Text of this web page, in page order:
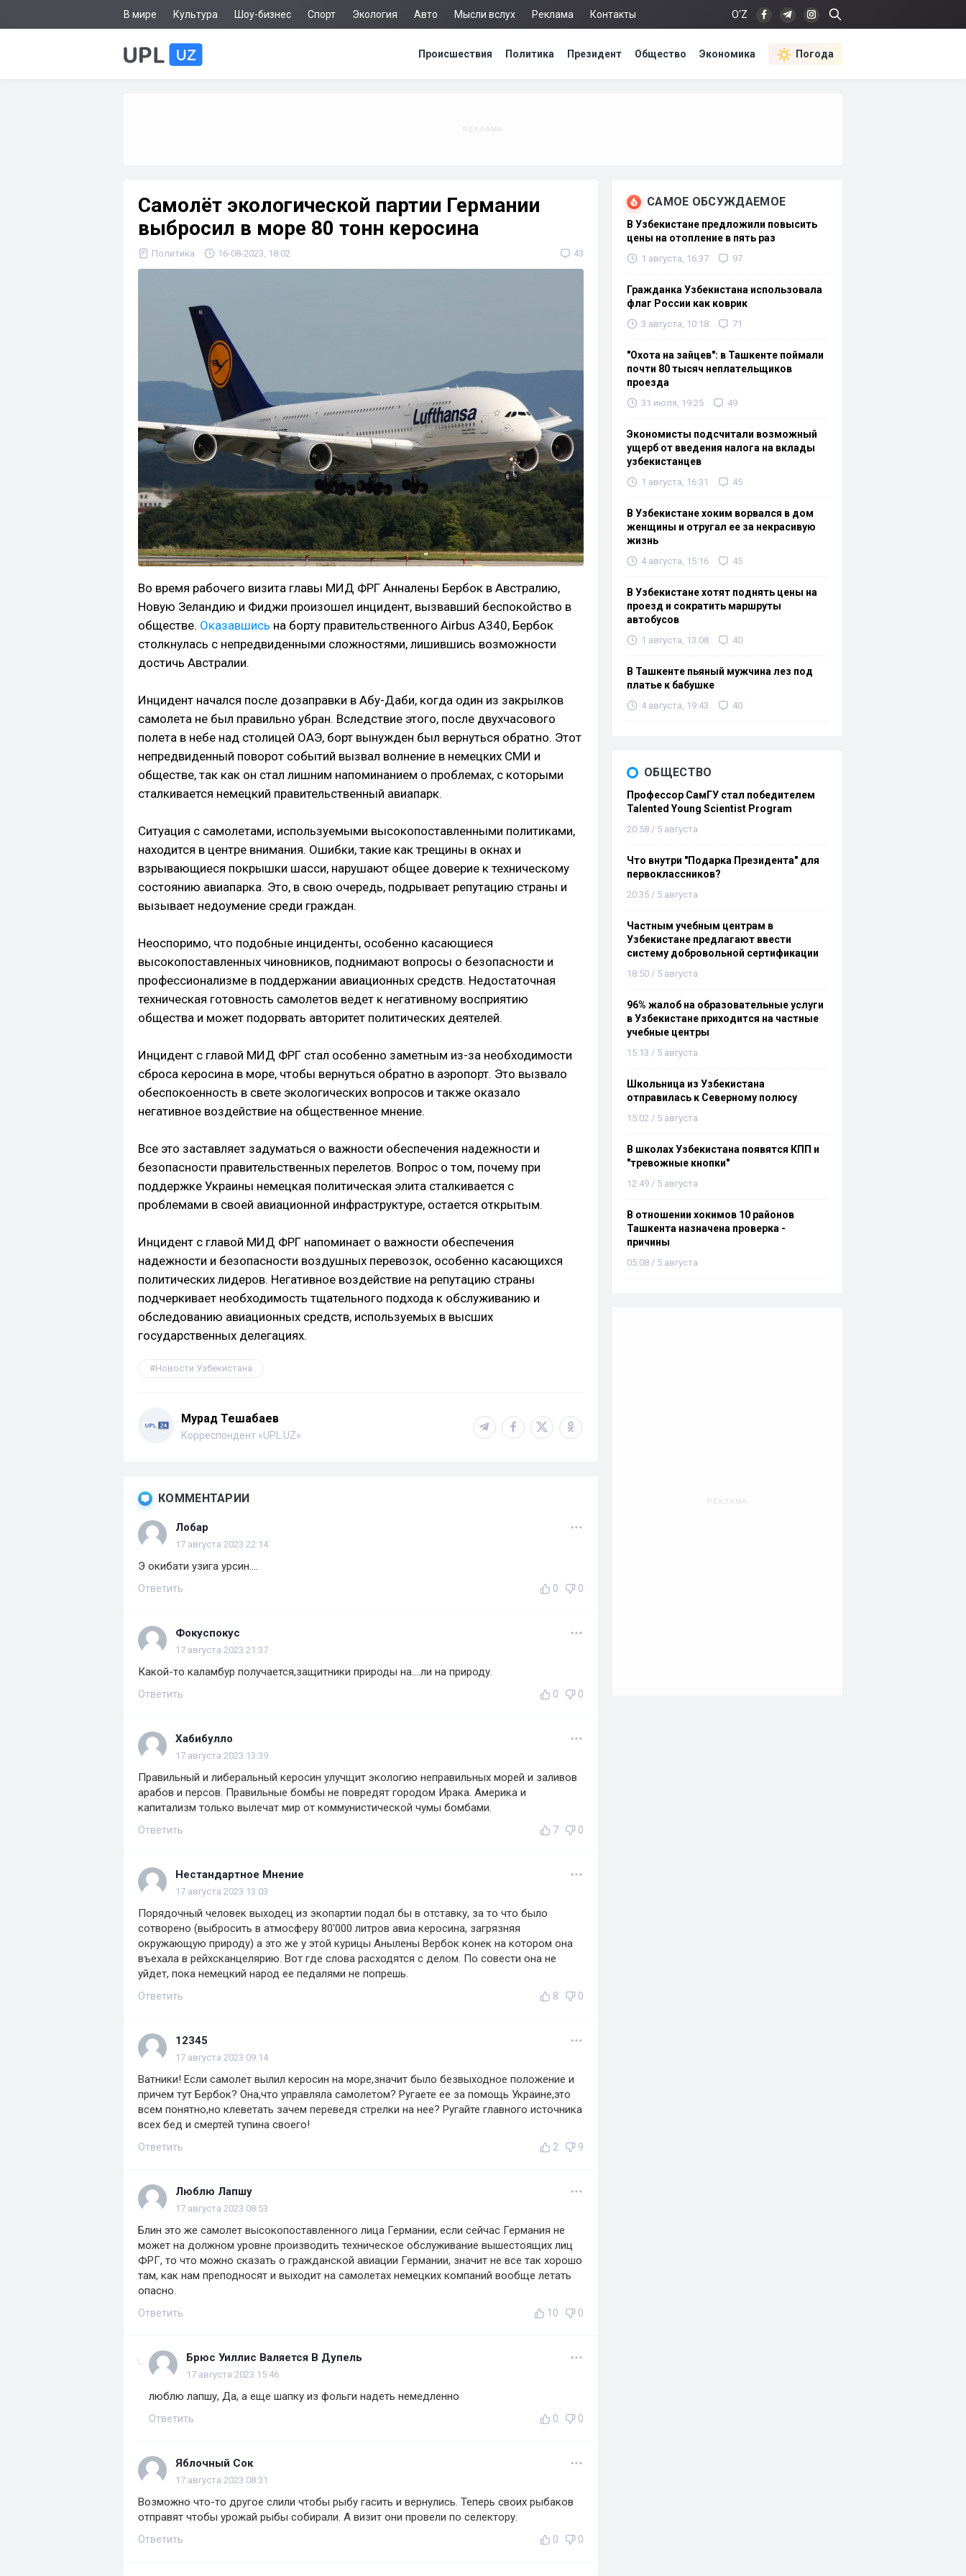
В мире Культура Шоу-бизнес Спорт Экология Авто Мысли вслух Реклама Контакты O‘Z
Происшествия Политика Президент Общество Экономика Погода
Самолёт экологической партии Германии
выбросил в море 80 тонн керосина
Политика 16-08-2023, 18:02 43
Во время рабочего визита главы МИД ФРГ Анналены Бербок в Австралию,
Новую Зеландию и Фиджи произошел инцидент, вызвавший беспокойство в
обществе. Оказавшись на борту правительственного Airbus A340, Бербок
столкнулась с непредвиденными сложностями, лишившись возможности
достичь Австралии.
Инцидент начался после дозаправки в Абу-Даби, когда один из закрылков
самолета не был правильно убран. Вследствие этого, после двухчасового
полета в небе над столицей ОАЭ, борт вынужден был вернуться обратно. Этот
непредвиденный поворот событий вызвал волнение в немецких СМИ и
обществе, так как он стал лишним напоминанием о проблемах, с которыми
сталкивается немецкий правительственный авиапарк.
Ситуация с самолетами, используемыми высокопоставленными политиками,
находится в центре внимания. Ошибки, такие как трещины в окнах и
взрывающиеся покрышки шасси, нарушают общее доверие к техническому
состоянию авиапарка. Это, в свою очередь, подрывает репутацию страны и
вызывает недоумение среди граждан.
Неоспоримо, что подобные инциденты, особенно касающиеся
высокопоставленных чиновников, поднимают вопросы о безопасности и
профессионализме в поддержании авиационных средств. Недостаточная
техническая готовность самолетов ведет к негативному восприятию
общества и может подорвать авторитет политических деятелей.
Инцидент с главой МИД ФРГ стал особенно заметным из-за необходимости
сброса керосина в море, чтобы вернуться обратно в аэропорт. Это вызвало
обеспокоенность в свете экологических вопросов и также оказало
негативное воздействие на общественное мнение.
Все это заставляет задуматься о важности обеспечения надежности и
безопасности правительственных перелетов. Вопрос о том, почему при
поддержке Украины немецкая политическая элита сталкивается с
проблемами в своей авиационной инфраструктуре, остается открытым.
Инцидент с главой МИД ФРГ напоминает о важности обеспечения
надежности и безопасности воздушных перевозок, особенно касающихся
политических лидеров. Негативное воздействие на репутацию страны
подчеркивает необходимость тщательного подхода к обслуживанию и
обследованию авиационных средств, используемых в высших
государственных делегациях.
Новости Узбекистана
Мурад Тешабаев
Корреспондент «UPL.UZ»
КОММЕНТАРИИ
Лобар
17 августа 2023 22:14
Э окибати узига урсин....
Ответить 0 0
Фокуспокус
17 августа 2023 21:37
Какой-то каламбур получается,защитники природы на....ли на природу.
Ответить 0 0
Хабибулло
17 августа 2023 13:39
Правильный и либеральный керосин улучщит экологию неправильных морей и заливов
арабов и персов. Правильные бомбы не повредят городом Ирака. Америка и
капитализм только вылечат мир от коммунистической чумы бомбами.
Ответить 7 0
Нестандартное Мнение
17 августа 2023 13:03
Порядочный человек выходец из экопартии подал бы в отставку, за то что было
сотворено (выбросить в атмосферу 80'000 литров авиа керосина, загрязняя
окружающую природу) а это же у этой курицы Анылены Вербок конек на котором она
въехала в рейхсканцелярию. Вот где слова расходятся с делом. По совести она не
уйдет, пока немецкий народ ее педалями не попрешь.
Ответить 8 0
12345
17 августа 2023 09:14
Ватники! Если самолет вылил керосин на море,значит было безвыходное положение и
причем тут Бербок? Она,что управляла самолетом? Ругаете ее за помощь Украине,это
всем понятно,но клеветать зачем переведя стрелки на нее? Ругайте главного источника
всех бед и смертей тупина своего!
Ответить 2 9
Люблю Лапшу
17 августа 2023 08:53
Блин это же самолет высокопоставленного лица Германии, если сейчас Германия не
может на должном уровне производить техническое обслуживание вышестоящих лиц
ФРГ, то что можно сказать о гражданской авиации Германии, значит не все так хорошо
там, как нам преподносят и выходит на самолетах немецких компаний вообще летать
опасно.
Ответить 10 0
Брюс Уиллис Валяется В Дупель
17 августа 2023 15:46
люблю лапшу, Да, а еще шапку из фольги надеть немедленно
Ответить 0 0
Яблочный Сок
17 августа 2023 08:31
Возможно что-то другое слили чтобы рыбу гасить и вернулись. Теперь своих рыбаков
отправят чтобы урожай рыбы собирали. А визит они провели по селектору.
Ответить 0 0
САМОЕ ОБСУЖДАЕМОЕ
В Узбекистане предложили повысить
цены на отопление в пять раз
1 августа, 16:37 97
Гражданка Узбекистана использовала
флаг России как коврик
3 августа, 10:18 71
"Охота на зайцев": в Ташкенте поймали
почти 80 тысяч неплательщиков
проезда
31 июля, 19:25 49
Экономисты подсчитали возможный
ущерб от введения налога на вклады
узбекистанцев
1 августа, 16:31 45
В Узбекистане хоким ворвался в дом
женщины и отругал ее за некрасивую
жизнь
4 августа, 15:16 45
В Узбекистане хотят поднять цены на
проезд и сократить маршруты
автобусов
1 августа, 13:08 40
В Ташкенте пьяный мужчина лез под
платье к бабушке
4 августа, 19:43 40
ОБЩЕСТВО
Профессор СамГУ стал победителем
Talented Young Scientist Program
20:58 / 5 августа
Что внутри "Подарка Президента" для
первоклассников?
20:35 / 5 августа
Частным учебным центрам в
Узбекистане предлагают ввести
систему добровольной сертификации
18:50 / 5 августа
96% жалоб на образовательные услуги
в Узбекистане приходится на частные
учебные центры
15:13 / 5 августа
Школьница из Узбекистана
отправилась к Северному полюсу
15:02 / 5 августа
В школах Узбекистана появятся КПП и
"тревожные кнопки"
12:49 / 5 августа
В отношении хокимов 10 районов
Ташкента назначена проверка -
причины
05:08 / 5 августа